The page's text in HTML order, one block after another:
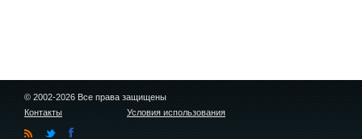
© 2002-2026 Все права защищены
Контакты
Условия использования